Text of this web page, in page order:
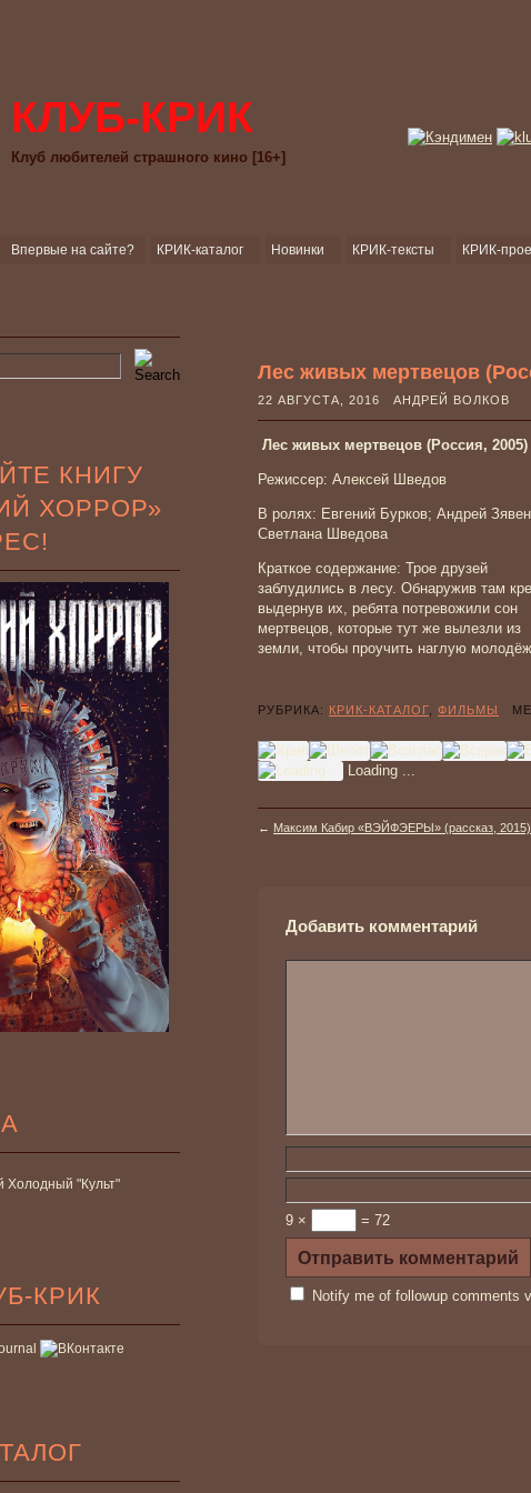
КЛУБ-КРИК
Клуб любителей страшного кино [16+]
Впервые на сайте? КРИК-каталог Новинки КРИК-тексты КРИК-
КНИГУ
ХОРРОР»
Холодный "Культ"
КРИК
Лес живых мертвецов
22 АВГУСТА, 2016 АНДРЕЙ ВОЛКОВ
Лес живых мертвецов (Россия, 2005)
Режиссер: Алексей Шведов
В ролях: Евгений Бурков; Андрей
Светлана Шведова
Краткое содержание: Трое друзей
заблудились в лесу. Обнаружив там
выдернув их, ребята потревожили сон
мертвецов, которые тут же вылезли из
земли, чтобы проучить наглую
РУБРИКА: КРИК-КАТАЛОГ ФИЛЬМЫ
Loading ...
← Максим Кабир «ВЭЙФЭЕРЫ» (рассказ, 2015)
Добавить комментарий
9 ×
= 72
Notify me of followup comments